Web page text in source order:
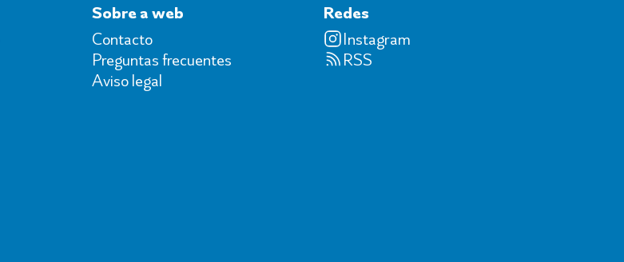
Sobre a web
Contacto
Preguntas frecuentes
Aviso legal
Redes
Instagram
RSS